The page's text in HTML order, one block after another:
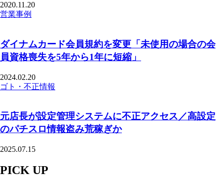
2020.11.20
営業事例
ダイナムカード会員規約を変更「未使用の場合の会
員資格喪失を5年から1年に短縮」
2024.02.20
ゴト・不正情報
元店長が設定管理システムに不正アクセス／高設定
のパチスロ情報盗み荒稼ぎか
2025.07.15
PICK UP